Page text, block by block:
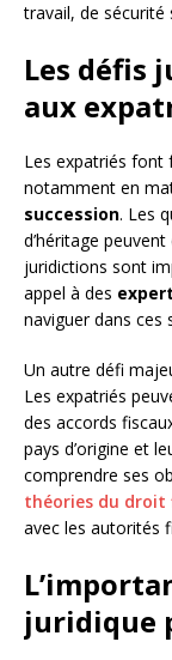
travail, de sécurité
Les défis
aux
Les expatriés font
notamment en
succession. Les
d’héritage
juridictions sont
appel à des
naviguer dans ces
Un autre défi
Les expatriés
des accords
pays d’origine et
comprendre ses
théories du
avec les autorités
juridique